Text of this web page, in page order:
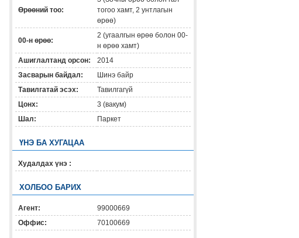
Өрөөний тоо:
тогоо хамт, 2 унтлагын
өрөө)
00-н өрөө:
2 (угаалгын өрөө болон 00-
н өрөө хамт)
Ашиглалтанд орсон:
2014
Засварын байдал:
Шинэ байр
Тавилгатай эсэх:
Тавилгагүй
Цонх:
3 (вакум)
Шал:
Паркет
ҮНЭ БА ХУГАЦАА
Худалдах үнэ :
ХОЛБОО БАРИХ
Агент:
99000669
Оффис:
70100669